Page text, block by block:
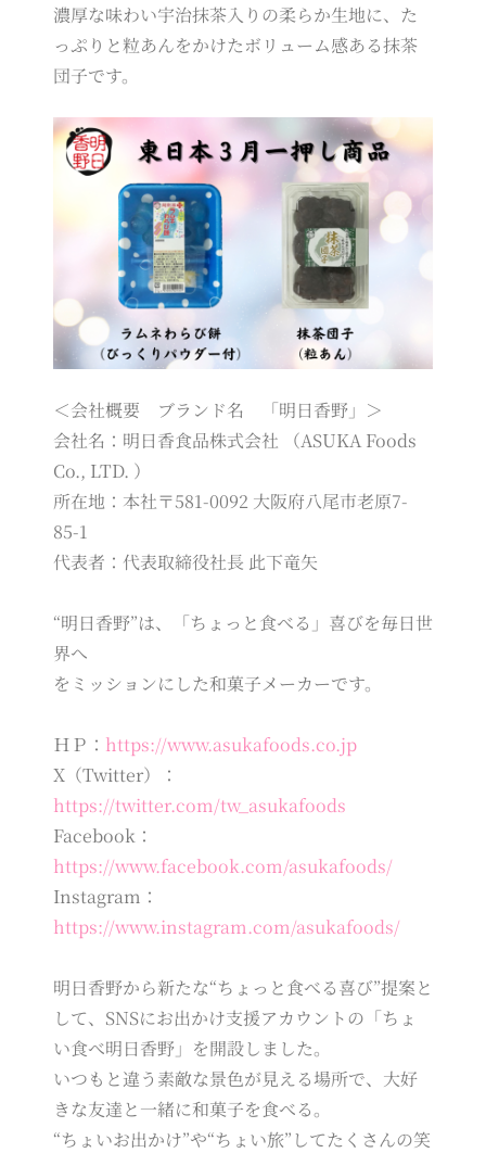
濃厚な味わい宇治抹茶入りの柔らか生地に、た
っぷりと粒あんをかけたボリューム感ある抹茶
団子です。
＜会社概要 ブランド名 「明日香野」＞
会社名：明日香食品株式会社 （ASUKA Foods
Co., LTD. ）
所在地：本社〒581-0092 大阪府八尾市老原7-
85-1
代表者：代表取締役社長 此下竜矢
“明日香野”は、「ちょっと食べる」喜びを毎日世
界へ
をミッションにした和菓子メーカーです。
ＨＰ： https://www.asukafoods.co.jp
X（Twitter）：
https://twitter.com/tw_asukafoods
Facebook：
https://www.facebook.com/asukafoods/
Instagram：
https://www.instagram.com/asukafoods/
明日香野から新たな“ちょっと食べる喜び”提案と
して、SNSにお出かけ支援アカウントの「ちょ
い食べ明日香野」を開設しました。
いつもと違う素敵な景色が見える場所で、大好
きな友達と一緒に和菓子を食べる。
“ちょいお出かけ”や“ちょい旅”してたくさんの笑